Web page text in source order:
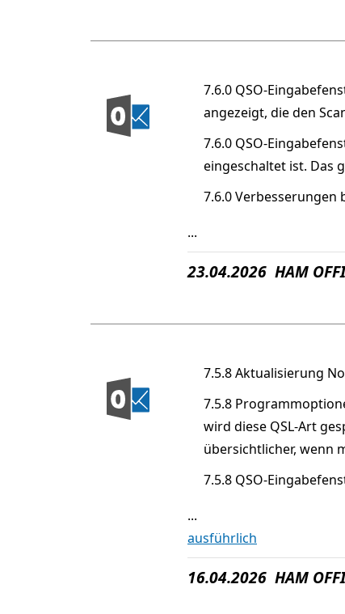
7.6.0 QSO-
angezeigt, die den
7.6.0 QSO-
eingeschaltet ist. Das
7.6.0
...
23.04.2026 HAM
7.5.8 Aktualisierung
7.5.8
wird diese QSL-Art
übersichtlicher, wenn
7.5.8 QSO-
...
ausführlich
16.04.2026 HAM